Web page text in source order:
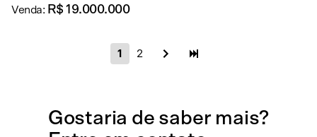
Venda: R$ 19.000.000
1 2
Gostaria de saber mais?